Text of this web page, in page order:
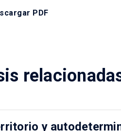
PDF
y